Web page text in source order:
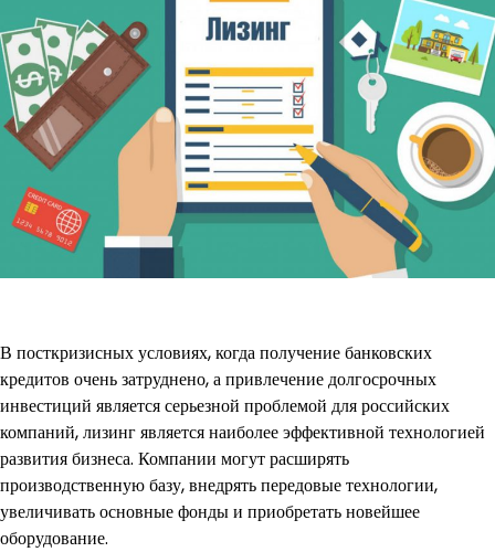
В посткризисных условиях, когда получение банковских
кредитов очень затруднено, а привлечение долгосрочных
инвестиций является серьезной проблемой для российских
компаний, лизинг является наиболее эффективной технологией
развития бизнеса. Компании могут расширять
производственную базу, внедрять передовые технологии,
увеличивать основные фонды и приобретать новейшее
оборудование.